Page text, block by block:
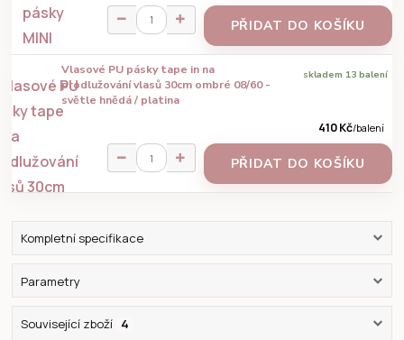
PŘIDAT DO KOŠÍKU
Vlasové PU pásky tape in na
prodlužování vlasů 30cm ombré 08/60 -
světle hnědá / platina
410 Kč/balení
skladem 13 balení
PŘIDAT DO KOŠÍKU
Kompletní specifikace
Parametry
Související zboží 4